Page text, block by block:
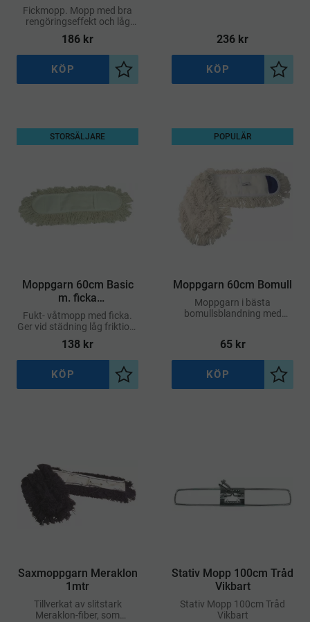
Fickmopp. Mopp med bra
rengöringseffekt och låg
friktion. Moppen glider lätt
även vid våtstädning och
repar inte underlaget
186 kr
Lägg till i önskelista
KÖP
236 kr
Lägg
KÖP
Moppgarn 60cm Basic
m. ficka
Bomull/Polyester
Fukt- våtmopp med ficka.
Ger vid städning låg friktion.
Används med #10019,
Stativ Mopp 60 cm Tråd
Vikbart
138 kr
STORSÄLJARE
Lägg till i önskelista
KÖP
Moppgarn 60cm Bomull
Moppgarn i bästa
bomullsblandning med
Lämplig för torrmoppning
65kr
POPULÄR
Lägg
KÖP
Saxmoppgarn Meraklon
1mtr
Tillverkat av slitstark
Meraklon-fiber, som
Stativ Mopp 100cm Tråd
Vikbart
Stativ Mopp 100cm Tråd
Vikbart